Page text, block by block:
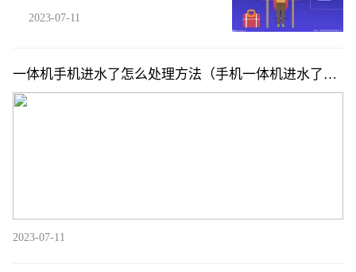
2023-07-11
一体机手机进水了怎么处理方法（手机一体机进水了怎
么办简介介绍）
2023-07-11